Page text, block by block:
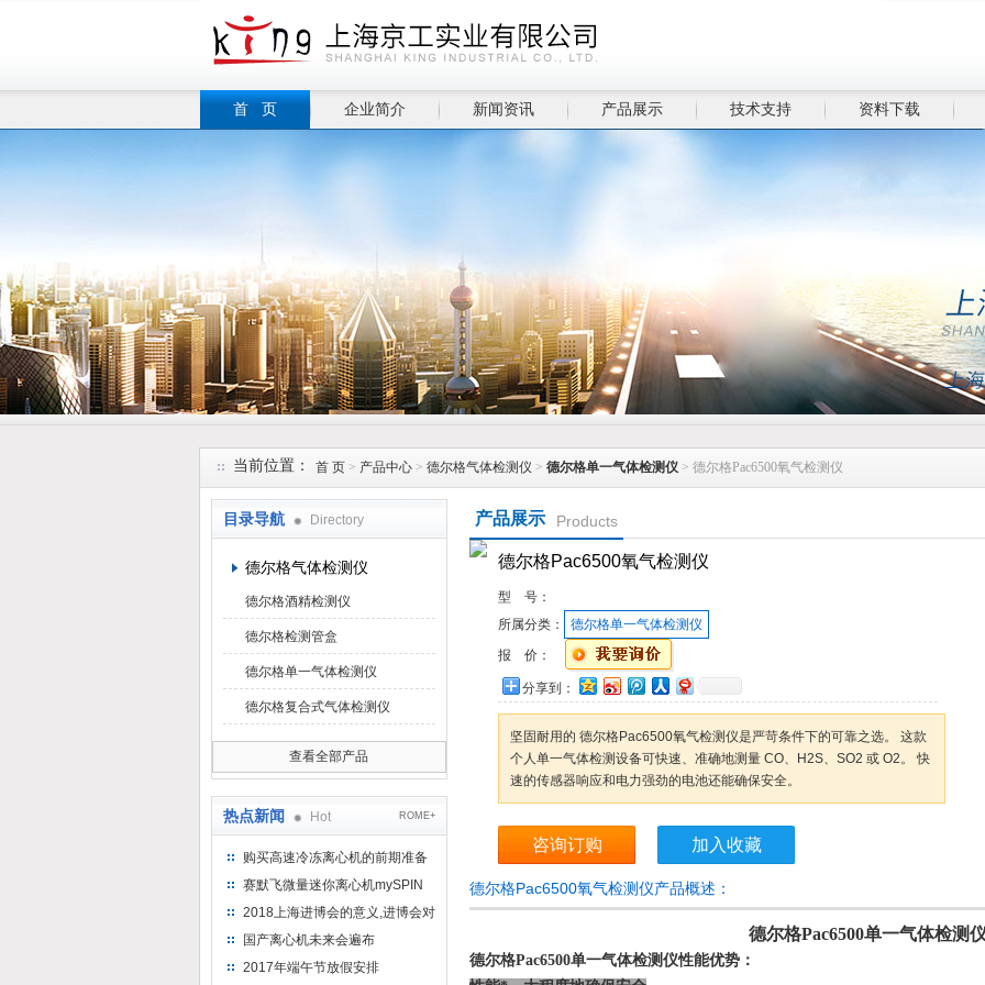
首 页 企业简介 新闻资讯 产品展示 技术支持 资料下载
当前位置： 首 页 > 产品中心 > 德尔格气体检测仪 > 德尔格单一气体检测仪 > 德尔格Pac6500氧气检测仪
目录导航 Directory
德尔格气体检测仪
德尔格酒精检测仪
德尔格检测管盒
德尔格单一气体检测仪
德尔格复合式气体检测仪
查看全部产品
热点新闻 Hot ROME+
购买高速冷冻离心机的前期准备
工作
赛默飞微量迷你离心机mySPIN
12
2018上海进博会的意义,进博会对
上海的影响有哪些？
国产离心机未来会遍布
2017年端午节放假安排
产品展示 Products
德尔格Pac6500氧气检测仪
型 号：
所属分类：
德尔格单一气体检测仪
报 价：
分享到：
​坚固耐用的 德尔格Pac6500氧气检测仪是严苛条件下的可靠之选。 这款
个人单一气体检测设备可快速、准确地测量 CO、H2S、SO2 或 O2。 快
速的传感器响应和电力强劲的电池还能确保安全。
咨询订购 加入收藏
德尔格Pac6500氧气检测仪产品概述：
德尔格Pac6500单一气体检测
德尔格Pac6500单一气体检测仪性能优势：